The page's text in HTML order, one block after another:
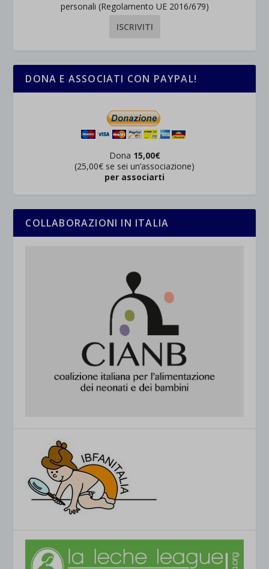
personali (Regolamento UE 2016/679)
DONA E ASSOCIATI CON PAYPAL!
Dona 15,00€
(25,00€ se sei un’associazione)
per associarti
COLLABORAZIONI IN ITALIA